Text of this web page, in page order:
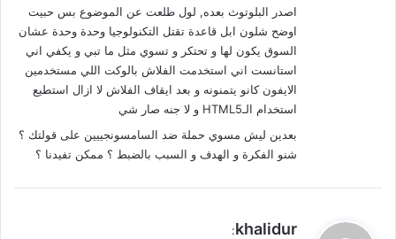
اصدر البلوتوث بعده, لول طلعت عن الموضوع بس حبيت
اوضح شلون ابل قاعدة تقتل التكنولوجيا وحدة وحدة عشان
السوق يكون لها و تحتكر و تسوي مثل ما تبي و يكفي اني
استانست اني استخدمت الفلاش بالوكت اللي مستخدمين
الايفون كانو يتمنونه و بعد ايقاف الفلاش لا ازال استطيع
استخدام الـHTML5 و لا جنه صار شي
بعدين ليش مسوي حملة ضد السامسونجييين على قولتك ؟
شنو الفكرة و الهدف و السبب بالضبط ؟ ممكن تفيدنا ؟
يkhalidur
: